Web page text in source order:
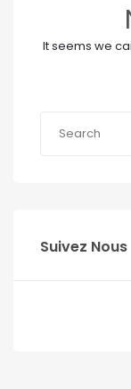
It seems we
Suivez Nous